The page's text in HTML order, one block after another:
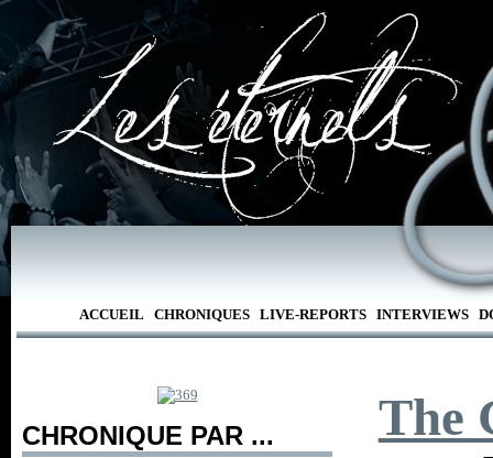
ACCUEIL CHRONIQUES LIVE-REPORTS INTERVIEWS
CHRONIQUE PAR ... The